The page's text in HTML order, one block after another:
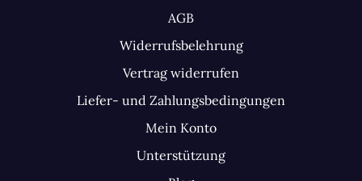
AGB
Widerrufsbelehrung
Vertrag widerrufen
Liefer- und Zahlungsbedingungen
Mein Konto
Unterstützung